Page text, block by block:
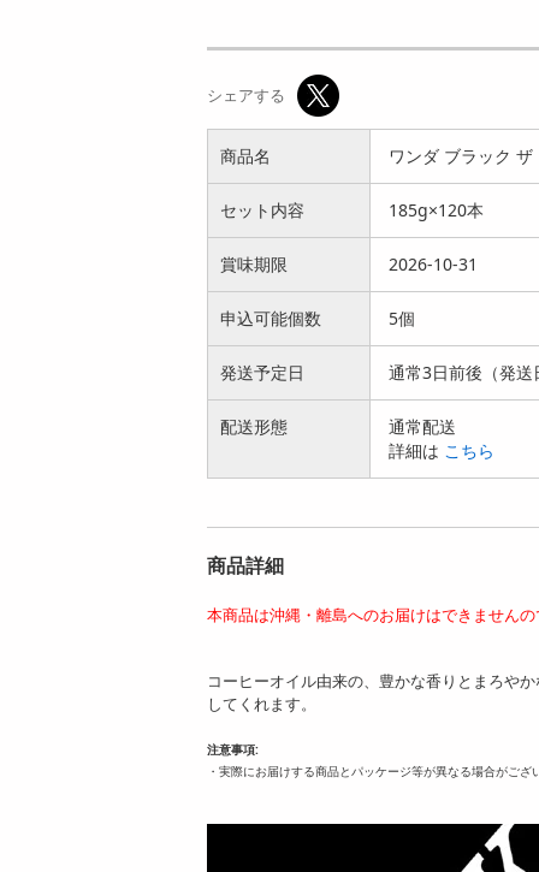
シェアする
商品名 ワンダ ブラック
セット内容 185g×120本
賞味期限 2026-10-31
申込可能個数 5個
発送予定日 通常3日前後（発
配送形態
通常配送
詳細は こちら
商品詳細
本商品は沖縄・離島へのお届けはできません
コーヒーオイル由来の、豊かな香りとまろや
してくれます。
注意事項:
・実際にお届けする商品とパッケージ等が異なる場合がご